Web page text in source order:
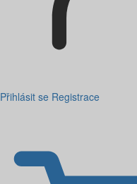
Přihlásit se Registrace